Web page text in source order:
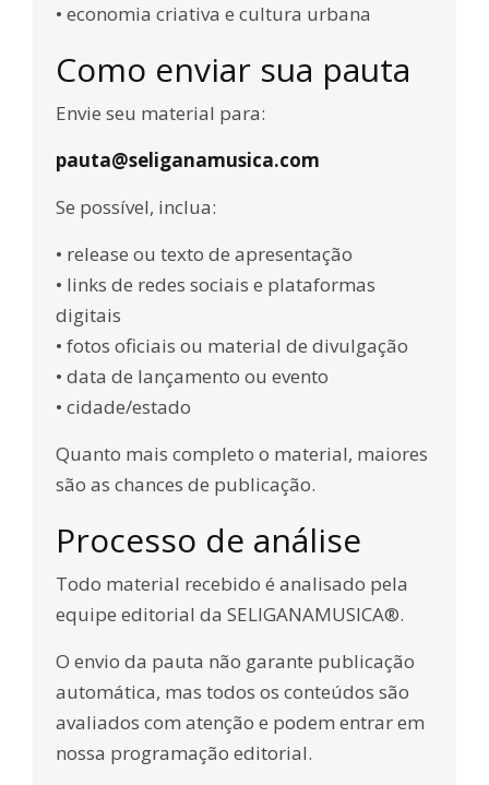
• economia criativa e cultura urbana
Como enviar sua pauta
Envie seu material para:
pauta@seliganamusica.com
Se possível, inclua:
• release ou texto de apresentação
• links de redes sociais e plataformas
digitais
• fotos oficiais ou material de divulgação
• data de lançamento ou evento
• cidade/estado
Quanto mais completo o material, maiores
são as chances de publicação.
Processo de análise
Todo material recebido é analisado pela
equipe editorial da SELIGANAMUSICA®.
O envio da pauta não garante publicação
automática, mas todos os conteúdos são
avaliados com atenção e podem entrar em
nossa programação editorial.